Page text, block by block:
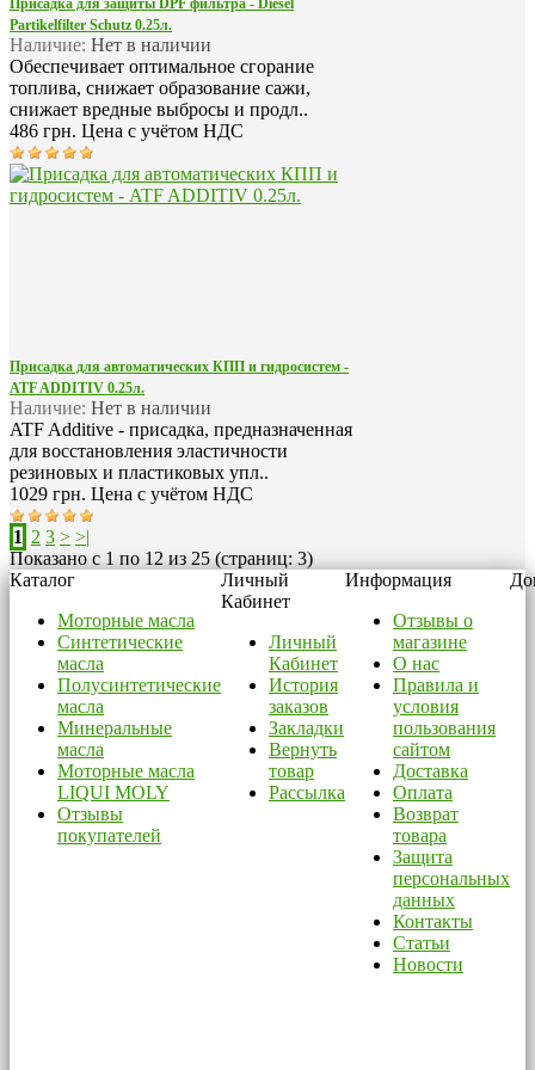
Partikelfilter Schutz 0.25л.
Наличие: Нет в наличии
Обеспечивает оптимальное сгорание
топлива, снижает образование сажи,
снижает вредные выбросы и продл..
486 грн. Цена с учётом НДС
Присадка для автоматических КПП и гидросистем -
ATF ADDITIV 0.25л.
Наличие: Нет в наличии
ATF Additive - присадка, предназначенная
для восстановления эластичности
резиновых и пластиковых упл..
1029 грн. Цена с учётом НДС
1 2 3 > >|
Показано с 1 по 12 из 25 (страниц: 3)
Каталог
Моторные масла
Синтетические
масла
Полусинтетические
масла
Минеральные
масла
Моторные масла
LIQUI MOLY
Отзывы
покупателей
Личный
Кабинет
Личный
Кабинет
История
заказов
Закладки
Вернуть
товар
Рассылка
Информация
Отзывы о
магазине
О нас
Правила и
условия
пользования
сайтом
Доставка
Оплата
Возврат
товара
Защита
персональных
данных
Контакты
Статьи
Новости